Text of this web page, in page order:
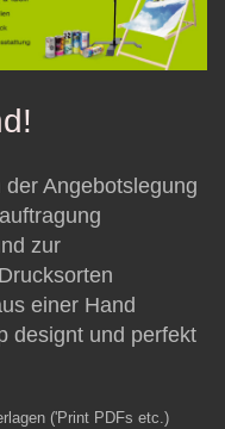
Angebotslegung
zur
einer Hand
designt und perfekt
('Print PDFs etc.)